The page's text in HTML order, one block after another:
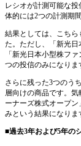
レシオが計測可能な
体的には2つの計測期
結果としては、こち
た。ただし、「新光
「新光日本小型株フ
つの投信のみになりま
さらに残った3つのう
層向けの商品です。
ーナーズ株式オープ
みという結果になりま
■過去3年および5年の